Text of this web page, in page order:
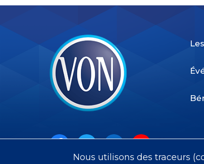
Nous utilisons des traceurs
Social